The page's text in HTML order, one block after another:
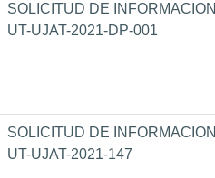
SOLICITUD DE INFORMACION
UT-UJAT-2021-DP-001
SOLICITUD DE INFORMACION
UT-UJAT-2021-147